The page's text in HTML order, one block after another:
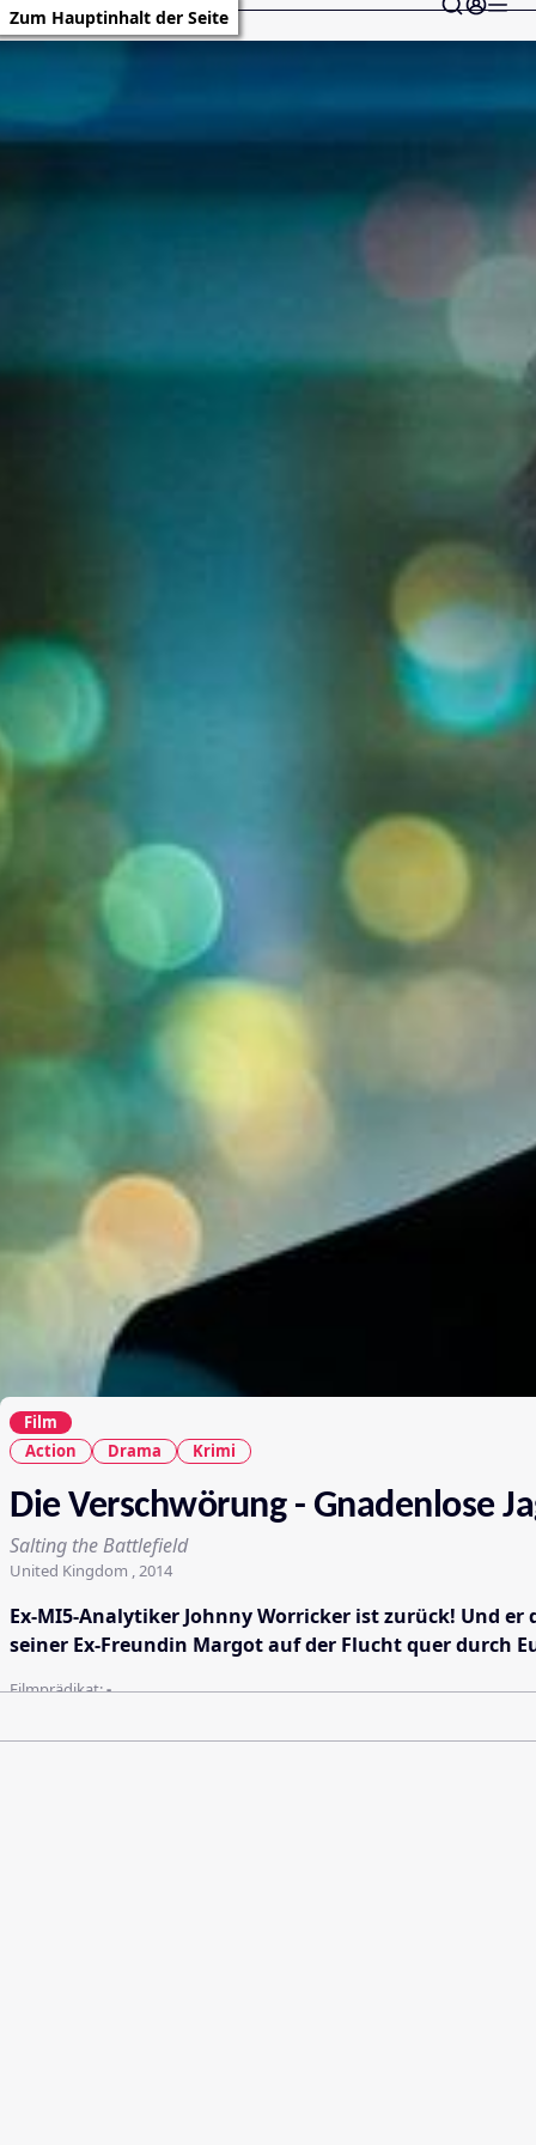
Zum Hauptinhalt der Seite
Film
Action
Drama Krimi
Die Verschwörung - Gnadenlose
Salting the Battlefield
United Kingdom , 2014
Ex-MI5-Analytiker Johnny Worricker ist zurück! Und
seiner Ex-Freundin Margot auf der Flucht quer durch
Filmprädikat:-